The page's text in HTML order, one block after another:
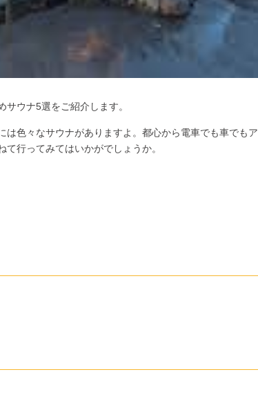
ウナ5選をご紹介します。
色々なサウナがありますよ。都心から電車でも車でもア
行ってみてはいかがでしょうか。